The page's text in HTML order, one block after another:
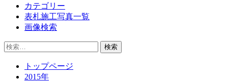
カテゴリー
表札施工写真一覧
画像検索
検
トップページ
2015年